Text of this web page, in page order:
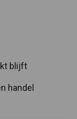
blijft
handel